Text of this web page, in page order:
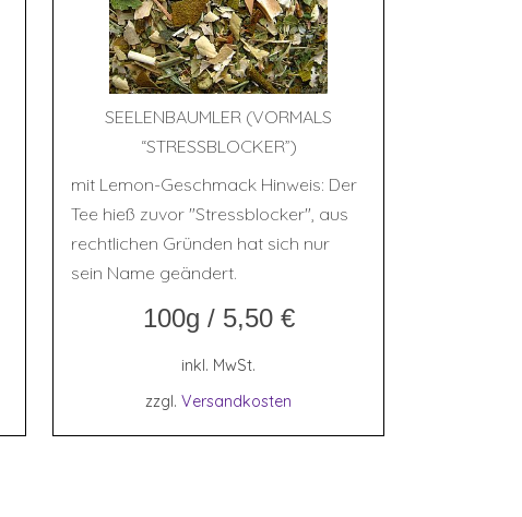
SEE­LEN­BAUM­LER (VOR­MALS
“STRESS­BLO­CKER”)
mit Lemon-Geschmack Hinweis: Der
Tee hieß zuvor "Stressblocker", aus
rechtlichen Gründen hat sich nur
sein Name geändert.
100g / 5,50 €
inkl. MwSt.
zzgl.Versandkosten